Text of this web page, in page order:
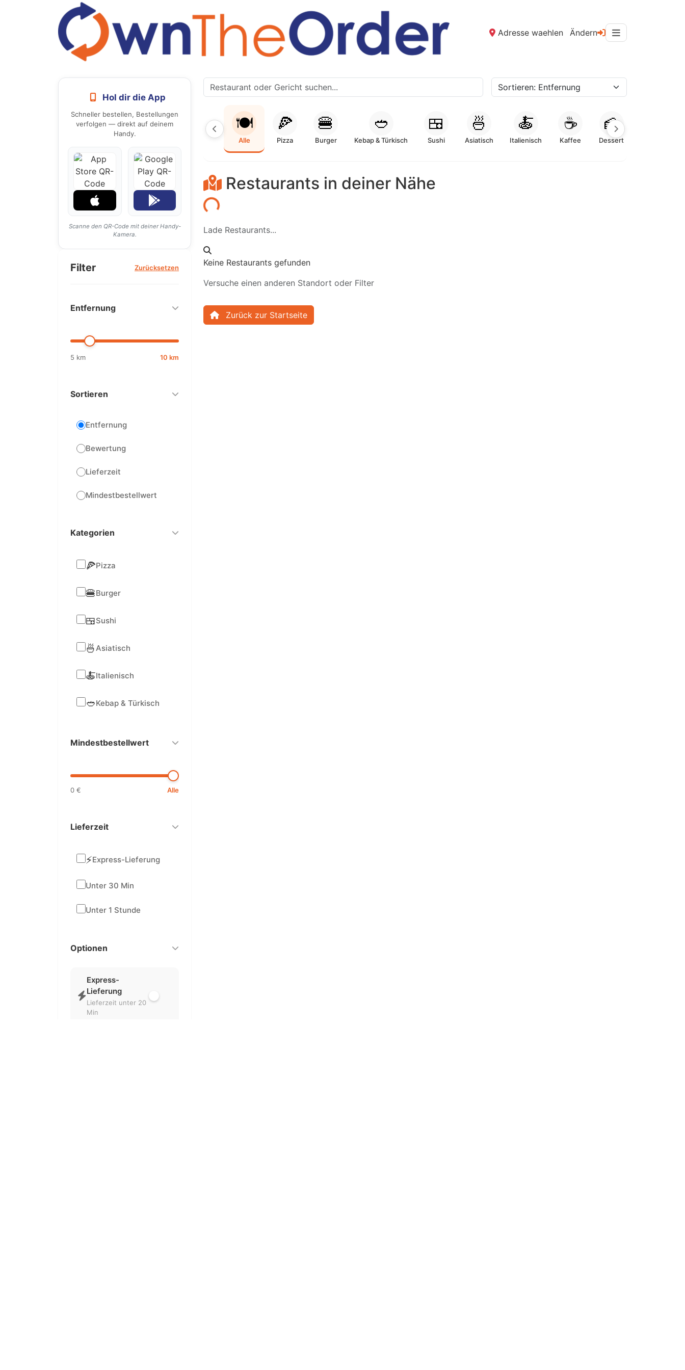
Adresse waehlen Ändern
Hol dir die App
Schneller bestellen, Bestellungen
verfolgen — direkt auf deinem
Handy.
Scanne den QR-Code mit deiner Handy-
Kamera.
Filter Zurücksetzen
Entfernung
5 km 10 km
Sortieren
Entfernung
Bewertung
Lieferzeit
Mindestbestellwert
Kategorien
🍕Pizza
🍔Burger
🍱Sushi
🍜Asiatisch
🍝Italienisch
🥙Kebap & Türkisch
Mindestbestellwert
0 € Alle
Lieferzeit
⚡Express-Lieferung
Unter 30 Min
Unter 1 Stunde
Optionen
Express-
Lieferung
Lieferzeit unter 20
Min
🍽️
Alle
🍕
Pizza
🍔
Burger
🥙
Kebap & Türkisch
🍱
Sushi
🍜
Asiatisch
🍝
Italienisch
☕
Kaffee
🍰
Dessert
Restaurants in deiner Nähe
Laden...
Lade Restaurants...
Keine Restaurants gefunden
Versuche einen anderen Standort oder Filter
Zurück zur Startseite